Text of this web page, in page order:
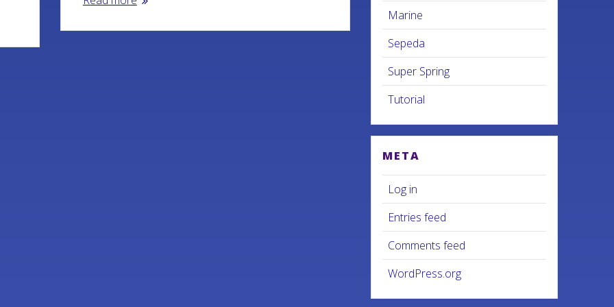
Marine
Sepeda
Super Spring
Tutorial
META
Log in
Entries feed
Comments feed
WordPress.org